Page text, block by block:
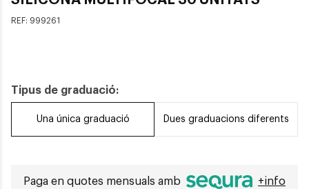
REF: 999261
Tipus de graduació:
Una única graduació Dues graduacions diferents
Paga en quotes mensuals amb +info